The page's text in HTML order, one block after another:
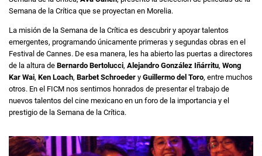
Semana de la Crítica que se proyectan en Morelia.
La misión de la Semana de la Crítica es descubrir y apoyar talentos
emergentes, programando únicamente primeras y segundas obras en el
Festival de Cannes. De esa manera, les ha abierto las puertas a directores
de la altura de Bernardo Bertolucci, Alejandro González Iñárritu, Wong
Kar Wai, Ken Loach, Barbet Schroeder y Guillermo del Toro, entre muchos
otros. En el FICM nos sentimos honrados de presentar el trabajo de
nuevos talentos del cine mexicano en un foro de la importancia y el
prestigio de la Semana de la Crítica.